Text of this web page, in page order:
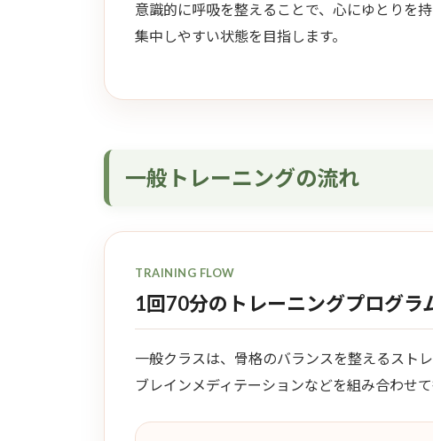
意識的に呼吸を整えることで、心にゆとりを持
集中しやすい状態を目指します。
一般トレーニングの流れ
TRAINING FLOW
1回70分のトレーニングプログラ
一般クラスは、骨格のバランスを整えるストレ
ブレインメディテーションなどを組み合わせて